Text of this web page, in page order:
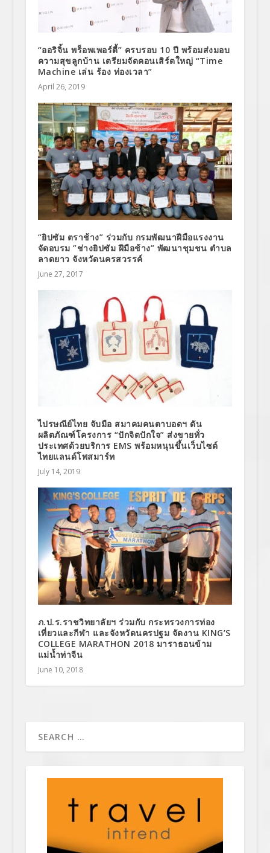
“ออริจิ้น พร็อพเพอร์ตี้” ครบรอบ 10 ปี พร้อมส่งมอบ
ความสุขลูกบ้าน เตรียมจัดคอนเสิร์ตใหญ่ “Time
Machine เล่น ร้อง ท่องเวลา”
April 26, 2019
“ยิปซัม ตราช้าง” ร่วมกับ กรมพัฒนาฝีมือแรงงาน
จัดอบรม ”ช่างยิปซัม ฝีมือช้าง” พัฒนาชุมชน ตำบล
ลาดยาว จังหวัดนครสวรรค์
June 27, 2017
ไปรษณีย์ไทย จับมือ สมาคมคนตาบอดฯ ดัน
ผลิตภัณฑ์โครงการ “ปักจิตปักใจ” ส่งขายทั่ว
ประเทศด้วยบริการ EMS พร้อมหนุนขึ้นเว็บไซต์
ไทยแลนด์โพสมาร์ท
July 14, 2019
ภ.ป.ร.ราชวิทยาลัยฯ ร่วมกับ กระทรวงการท่อง
เที่ยวและกีฬา และจังหวัดนครปฐม จัดงาน KING’S
COLLEGE MARATHON 2018 มาราธอนข้าม
แม่น้ำท่าจีน
June 10, 2018